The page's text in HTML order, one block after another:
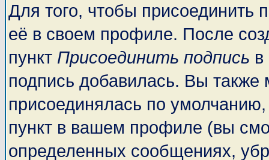
Для того, чтобы присоединить
её в своем профиле. После
пункт Присоединить подпись
подпись добавилась. Вы также
присоединялась по
пункт в вашем профиле (вы
определенных сообщениях,